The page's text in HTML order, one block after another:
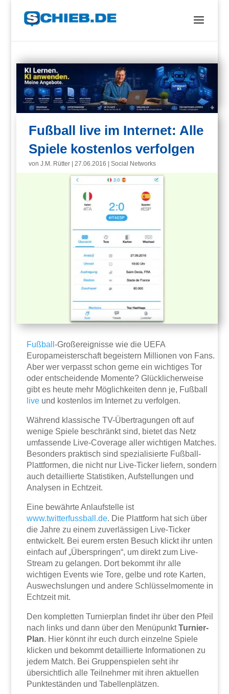
Fußball live im Internet: Alle
Spiele kostenlos verfolgen
vonJ.M. Rütter |27.06.2016 |Social Networks
Fußball-Großereignisse wie die UEFA
Europameisterschaft begeistern Millionen von Fans.
Aber wer verpasst schon gerne ein wichtiges Tor
oder entscheidende Momente? Glücklicherweise
gibt es heute mehr Möglichkeiten denn je, Fußball
live und kostenlos im Internet zu verfolgen.
Während klassische TV-Übertragungen oft auf
wenige Spiele beschränkt sind, bietet das Netz
umfassende Live-Coverage aller wichtigen Matches.
Besonders praktisch sind spezialisierte Fußball-
Plattformen, die nicht nur Live-Ticker liefern, sondern
auch detaillierte Statistiken, Aufstellungen und
Analysen in Echtzeit.
Eine bewährte Anlaufstelle ist
www.twitterfussball.de. Die Plattform hat sich über
die Jahre zu einem zuverlässigen Live-Ticker
entwickelt. Bei eurem ersten Besuch klickt ihr unten
einfach auf „Überspringen“, um direkt zum Live-
Stream zu gelangen. Dort bekommt ihr alle
wichtigen Events wie Tore, gelbe und rote Karten,
Auswechslungen und andere Schlüsselmomente in
Echtzeit mit.
Den kompletten Turnierplan findet ihr über den Pfeil
nach links und dann über den MenüpunktTurnier-
Plan. Hier könnt ihr euch durch einzelne Spiele
klicken und bekommt detaillierte Informationen zu
jedem Match. Bei Gruppenspielen seht ihr
übersichtlich alle Teilnehmer mit ihren aktuellen
Punkteständen und Tabellenplätzen.